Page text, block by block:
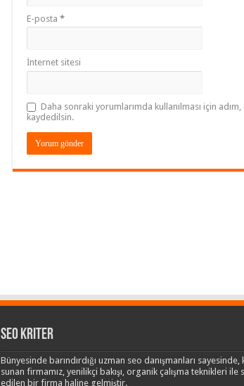
E-posta *
İnternet sitesi
Daha sonraki yorumlarımda kullanılması için
kaydedilsin.
Seo Kriter
Bünyesinde barındırdığı uzman seo danışmanları
sunan firmamız, yenilikçi bakışı, organik çalışma teknikleri ile
edilen bir firma haline gelmiştir.